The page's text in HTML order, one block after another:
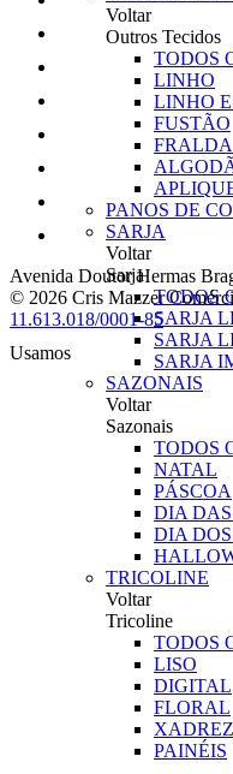
Voltar
Outros Tecidos
TODOS
LINHO
LINHO
FUSTÃO
FRALDA
PANOS DE
SARJA
Voltar
Sarja
TODOS
SARJA
SARJA
SARJA
SAZONAIS
Voltar
Sazonais
TODOS
NATAL
PÁSCOA
DIA
DIA
TRICOLINE
Voltar
Tricoline
TODOS
LISO
DIGITAL
FLORAL
XADREZ
PAINÉIS
Avenida Doutor Hermas
© 2026 Cris Mazzer
11.613.018/0001-85
Usamos